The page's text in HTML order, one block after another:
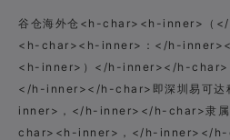
谷仓海外仓<h-char><h-inner>（
<h-char><h-inner>：</h-
<h-inner>）</h-inner></h-
</h-inner></h-char>即深圳易可达
inner>，</h-inner></h-char>隶属
char><h-inner>，</h-inner></h-